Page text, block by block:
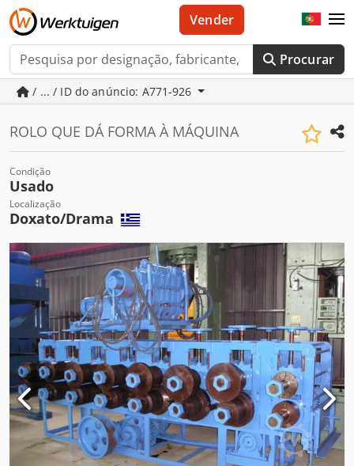
Procurar
Vender
/ ... / ID do anúncio: A771-926
ROLO QUE DÁ FORMA À MÁQUINA
Condição
Usado
Localização
Doxato/Drama